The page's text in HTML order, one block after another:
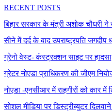
RECENT POSTS
बिहार सरकार के मंत्री अशोक चौधरी ने
सीने में दर्द के बाद उपराष्ट्रपति जगदीप
ग्रेनो वेस्ट- कंस्ट्रक्शन साइट पर
ग्रेटर नोएडा प्राधिकरण की जीएम
नोएडा -एनसीआर में राहगीरों को कार
सोशल मीडिया पर डिस्ट्रीब्युटर